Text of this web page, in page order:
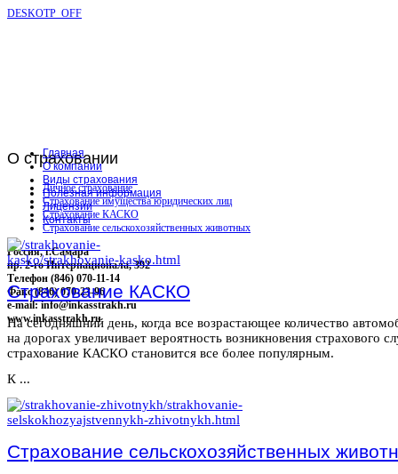
DESKOTP_OFF
О страховании
Личное страхование
Страхование имущества юридических лиц
Страхование КАСКО
Страхование сельскохозяйственных животных
Россия, г.Самара
пр. 2-го Интернационала, 392
Телефон (846) 070-11-14
Факс (846) 070-23-96
e-mail: info@inkasstrakh.ru
www.inkasstrakh.ru
Главная
О компании
Виды страхования
Полезная информация
Лицензии
Контакты
Страхование КАСКО
На сегодняшний день, когда все возрастающее количество
на дорогах увеличивает вероятность возникновения страхового
страхование КАСКО становится все более популярным.
К ...
Страхование сельскохозяйственных